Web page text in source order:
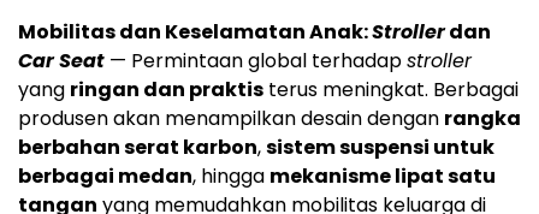
Mobilitas dan Keselamatan Anak:Strollerdan
Car Seat — Permintaan global terhadapstroller
yang ringan dan praktis terus meningkat. Berbagai
produsen akan menampilkan desain dengan rangka
berbahan serat karbon,sistem suspensi untuk
berbagai medan, hingga mekanisme lipat satu
tangan yang memudahkan mobilitas keluarga di